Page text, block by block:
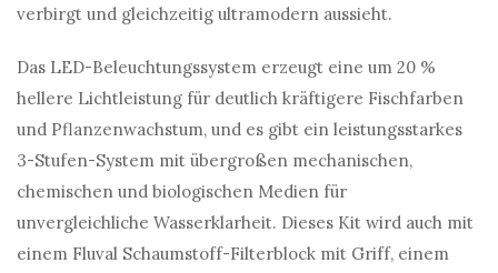
verbirgt und gleichzeitig ultramodern aussieht.
Das LED-Beleuchtungssystem erzeugt eine um 20 %
hellere Lichtleistung für deutlich kräftigere Fischfarben
und Pflanzenwachstum, und es gibt ein leistungsstarkes
3-Stufen-System mit übergroßen mechanischen,
chemischen und biologischen Medien für
unvergleichliche Wasserklarheit. Dieses Kit wird auch mit
einem Fluval Schaumstoff-Filterblock mit Griff, einem